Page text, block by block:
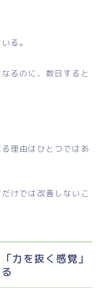
る。
るのに、数日すると
理由はひとつではあ
けでは改善しないこ
力を抜く感覚」